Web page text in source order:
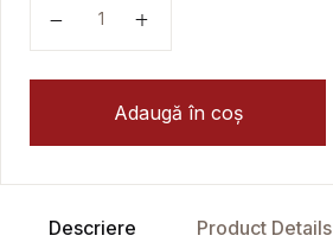
Adaugă în coș
Descriere Product Details